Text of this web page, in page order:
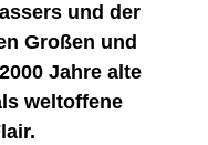
und der
Großen und
Jahre alte
weltoffene